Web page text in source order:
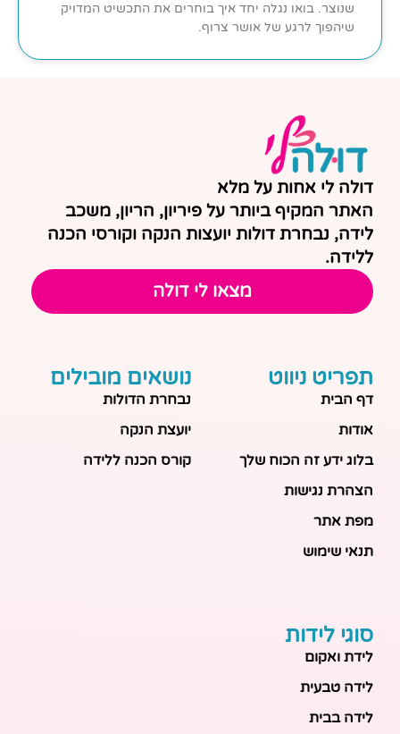
שנוצר. בואו נגלה יחד איך בוחרים את התכשיט המדויק
שיהפוך לרגע של אושר צרוף.
דולה לי אחות על מלא
האתר המקיף ביותר על פיריון, הריון, משכב
לידה, נבחרת דולות יועצות הנקה וקורסי הכנה
ללידה.
מצאו לי דולה
תפריט ניווט
דף הבית
אודות
בלוג ידע זה הכוח שלך
הצהרת נגישות
מפת אתר
תנאי שימוש
נושאים מובילים
נבחרת הדולות
יועצת הנקה
קורס הכנה ללידה
סוגי לידות
לידת ואקום
לידה טבעית
לידה בבית